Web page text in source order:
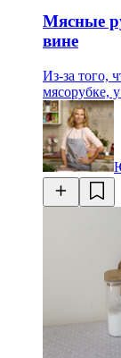
Мясные
вине
Из-за того,
мясорубке,